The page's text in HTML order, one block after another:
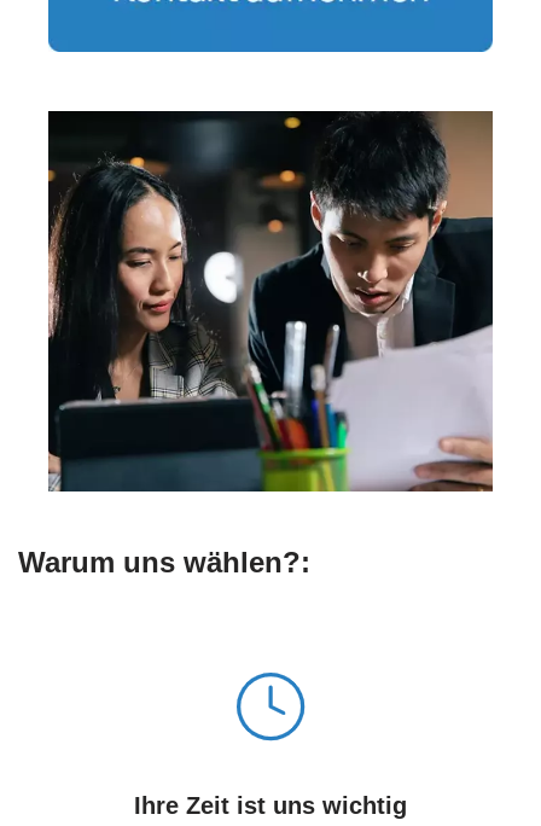
Warum uns wählen?:
Ihre Zeit ist uns wichtig